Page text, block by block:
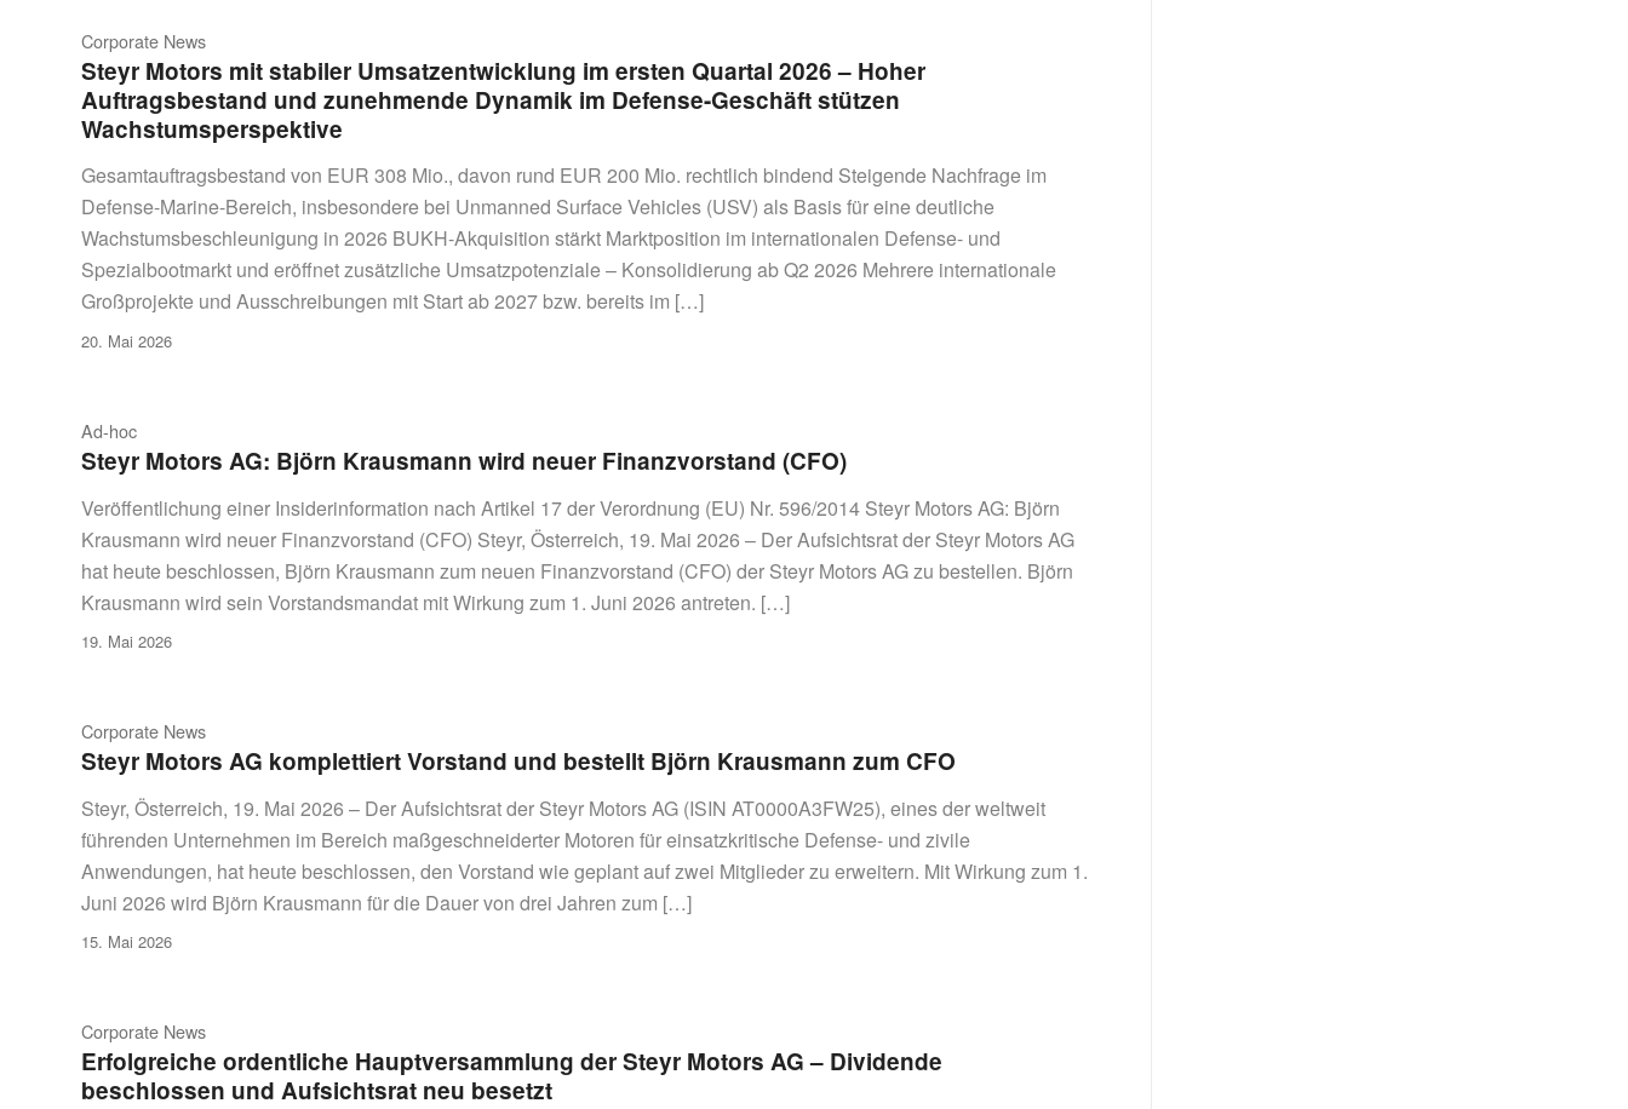
Corporate News
Steyr Motors mit stabiler Umsatzentwicklung im ersten Quartal 2026 – Hoher
Auftragsbestand und zunehmende Dynamik im Defense-Geschäft stützen
Wachstumsperspektive
Gesamtauftragsbestand von EUR 308 Mio., davon rund EUR 200 Mio. rechtlich bindend Steigende Nachfrage im
Defense-Marine-Bereich, insbesondere bei Unmanned Surface Vehicles (USV) als Basis für eine deutliche
Wachstumsbeschleunigung in 2026 BUKH-Akquisition stärkt Marktposition im internationalen Defense- und
Spezialbootmarkt und eröffnet zusätzliche Umsatzpotenziale – Konsolidierung ab Q2 2026 Mehrere internationale
Großprojekte und Ausschreibungen mit Start ab 2027 bzw. bereits im […]
20. Mai 2026
Ad-hoc
Steyr Motors AG: Björn Krausmann wird neuer Finanzvorstand (CFO)
Veröffentlichung einer Insiderinformation nach Artikel 17 der Verordnung (EU) Nr. 596/2014 Steyr Motors AG: Björn
Krausmann wird neuer Finanzvorstand (CFO) Steyr, Österreich, 19. Mai 2026 – Der Aufsichtsrat der Steyr Motors AG
hat heute beschlossen, Björn Krausmann zum neuen Finanzvorstand (CFO) der Steyr Motors AG zu bestellen. Björn
Krausmann wird sein Vorstandsmandat mit Wirkung zum 1. Juni 2026 antreten. […]
19. Mai 2026
Corporate News
Steyr Motors AG komplettiert Vorstand und bestellt Björn Krausmann zum CFO
Steyr, Österreich, 19. Mai 2026 – Der Aufsichtsrat der Steyr Motors AG (ISIN AT0000A3FW25), eines der weltweit
führenden Unternehmen im Bereich maßgeschneiderter Motoren für einsatzkritische Defense- und zivile
Anwendungen, hat heute beschlossen, den Vorstand wie geplant auf zwei Mitglieder zu erweitern. Mit Wirkung zum 1.
Juni 2026 wird Björn Krausmann für die Dauer von drei Jahren zum […]
15. Mai 2026
Corporate News
Erfolgreiche ordentliche Hauptversammlung der Steyr Motors AG – Dividende
beschlossen und Aufsichtsrat neu besetzt